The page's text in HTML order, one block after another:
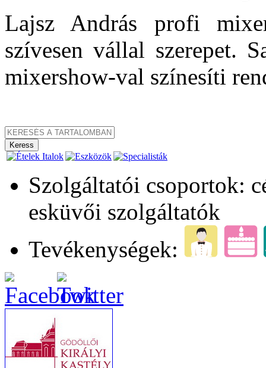
Lajsz András profi
szívesen vállal szerepet.
mixershow-val színesíti
Szolgáltatói csoportok:
esküvői szolgáltatók
Tevékenységek: